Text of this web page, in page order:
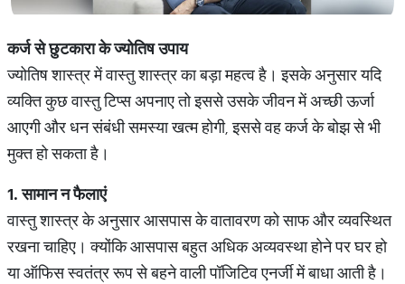
कर्जसेछुटकाराकेज्योतिषउपाय
ज्योतिष शास्त्र में वास्तु शास्त्र का बड़ा महत्व है। इसके अनुसार यदि
व्यक्ति कुछ वास्तु टिप्स अपनाए तो इससे उसके जीवन में अच्छी ऊर्जा
आएगी और धन संबंधी समस्या खत्म होगी, इससे वह कर्ज के बोझ से भी
मुक्त हो सकता है।
1.सामाननफैलाएं
वास्तु शास्त्र के अनुसार आसपास के वातावरण को साफ और व्यवस्थित
रखना चाहिए। क्योंकि आसपास बहुत अधिक अव्यवस्था होने पर घर हो
या ऑफिस स्वतंत्र रूप से बहने वाली पॉजिटिव एनर्जी में बाधा आती है।